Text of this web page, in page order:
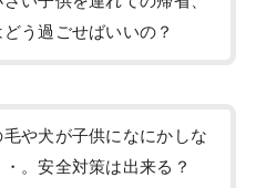
う過ごせばいいの？
や犬が子供になにかしな
。安全対策は出来る？